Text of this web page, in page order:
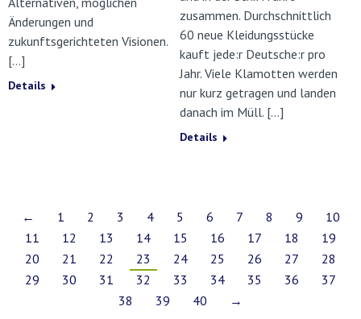
Änderungen und
zukunftsgerichteten Visionen.
[…]
Details
zusammen. Durchschnittlich
60 neue Kleidungsstücke
kauft jede:r Deutsche:r pro
Jahr. Viele Klamotten werden
nur kurz getragen und landen
danach im Müll. […]
Details
← 1 2 3 4 5 6 7 8 9
10
11
12 13 14 15 16 17 18
19
20
21 22 23 24 25 26 27
28
29
30 31 32 33 34 35 36
37
38
39 40 →